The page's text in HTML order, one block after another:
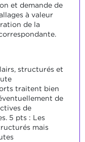
et demande de
à valeur
de la
structurés et
traitent bien
de
de
5 pts : Les
mais